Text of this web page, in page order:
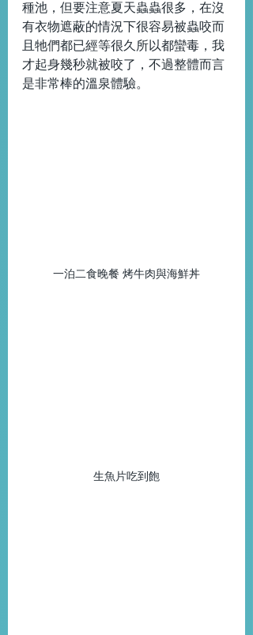
種池，但要注意夏天蟲蟲很多，在沒
有衣物遮蔽的情況下很容易被蟲咬而
且牠們都已經等很久所以都蠻毒，我
才起身幾秒就被咬了，不過整體而言
是非常棒的溫泉體驗。
一泊二食晚餐 烤牛肉與海鮮丼
生魚片吃到飽